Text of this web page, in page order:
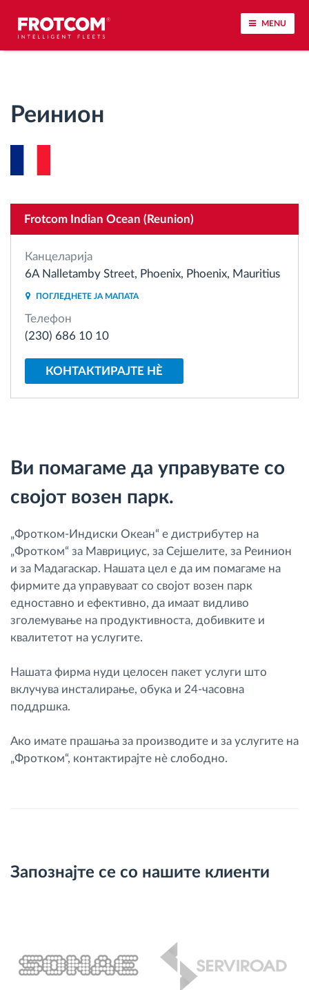
MENU
Анализа на возачкото однесување
Управување со горивото
Планирање и следење на рутите
Автоматска идентификација на возачите
Калкулатор за заштеди
Реинион
Frotcom Indian Ocean (Reunion)
Канцеларија
6A Nalletamby Street, Phoenix, Phoenix, Mauritius
ПОГЛЕДНЕТЕ ЈА МАПАТА
Телефон
(230) 686 10 10
КОНТАКТИРАЈТЕ НÈ
Ви помагаме да управувате со
својот возен парк.
„Фротком-Индиски Океан“ е дистрибутер на
„Фротком“ за Маврициус, за Сејшелите, за Реинион
и за Мадагаскар. Нашата цел е да им помагаме на
фирмите да управуваат со својот возен парк
едноставно и ефективно, да имаат видливо
зголемување на продуктивноста, добивките и
квалитетот на услугите.
Нашата фирма нуди целосен пакет услуги што
вклучува инсталирање, обука и 24-часовна
поддршка.
Ако имате прашања за производите и за услугите на
„Фротком“, контактирајте нè слободно.
Запознајте се со нашите клиенти